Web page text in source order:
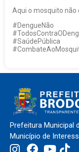
Aqui o mosquito não
#DengueNão
#SaúdePública
Prefeitura Municipal
Município de